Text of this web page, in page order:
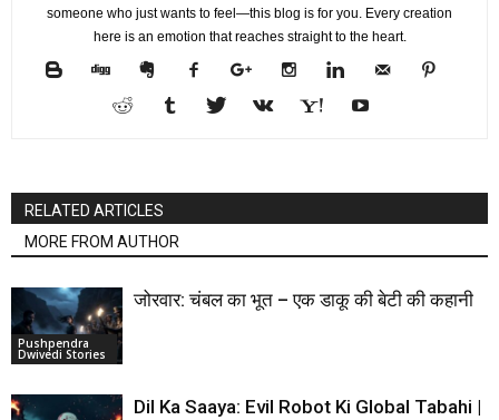
someone who just wants to feel—this blog is for you. Every creation
here is an emotion that reaches straight to the heart.
RELATED ARTICLES
MORE FROM AUTHOR
Pushpendra
Dwivedi Stories
जोरवार: चंबल का भूत – एक डाकू की बेटी की कहानी
Dil Ka Saaya: Evil Robot Ki Global Tabahi |